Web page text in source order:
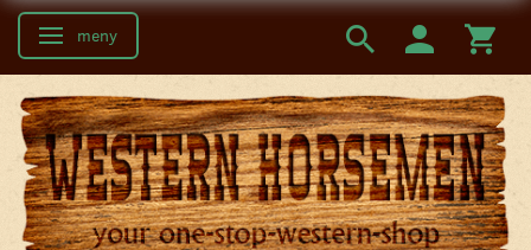
Ändra navigering
meny